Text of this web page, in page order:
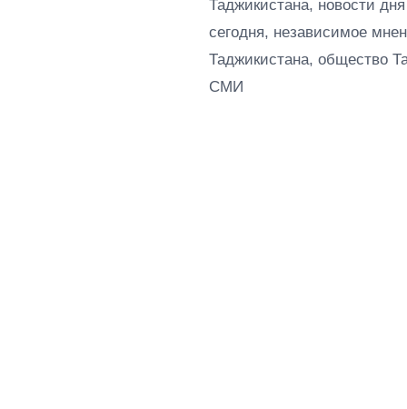
Таджикистана, новости
сегодня, независимое
Таджикистана, общество
СМИ